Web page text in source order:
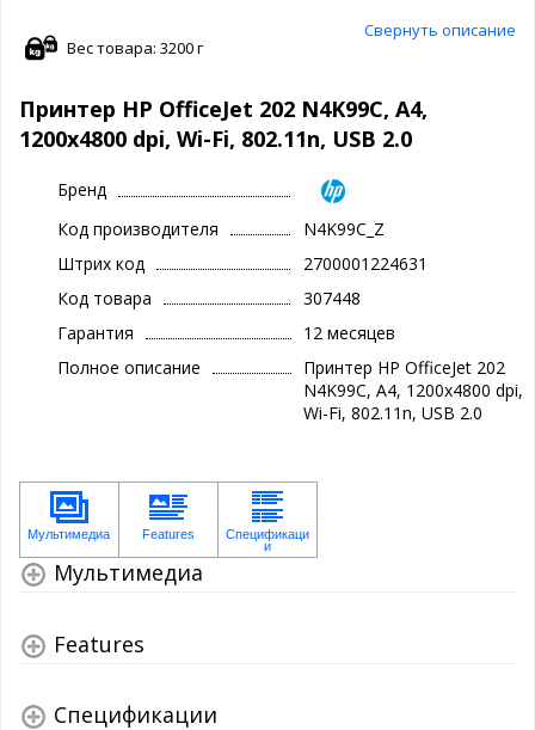
Свернуть описание
Вес товара: 3200 г
Принтер HP OfficeJet 202 N4K99C, A4,
1200x4800 dpi, Wi-Fi, 802.11n, USB 2.0
Бренд
Код производителя
N4K99C_Z
Штрих код
2700001224631
Код товара
307448
Гарантия
12 месяцев
Полное описание
Принтер HP OfficeJet 202
N4K99C, A4, 1200x4800 dpi,
Wi-Fi, 802.11n, USB 2.0
Мультимедиа
Features
Спецификации